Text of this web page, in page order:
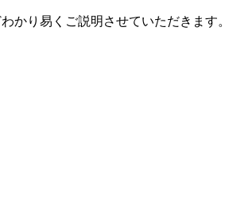
かり易くご説明させていただきます。